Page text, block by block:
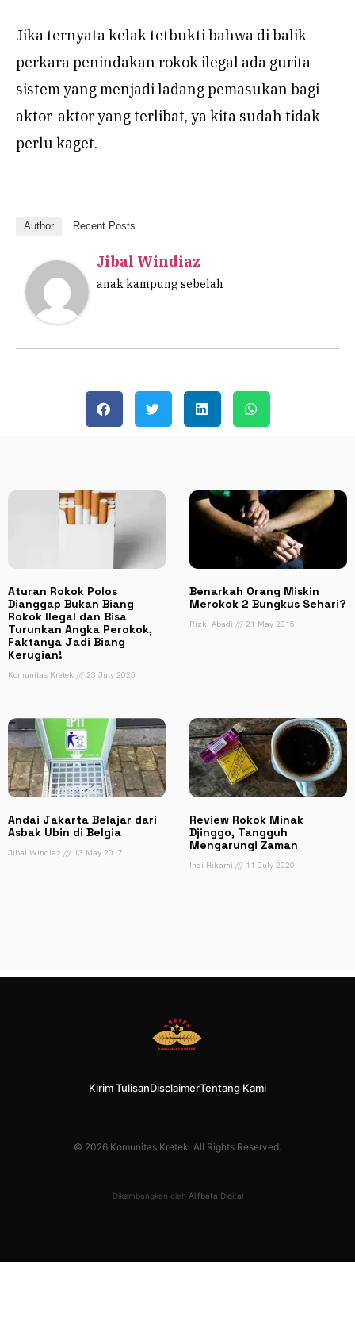
Jika ternyata kelak tetbukti bahwa di balik
perkara penindakan rokok ilegal ada gurita
sistem yang menjadi ladang pemasukan bagi
aktor-aktor yang terlibat, ya kita sudah tidak
perlu kaget.
Author Recent Posts
Jibal Windiaz
anak kampung sebelah
Aturan Rokok Polos
Dianggap Bukan Biang
Rokok Ilegal dan Bisa
Turunkan Angka Perokok,
Faktanya Jadi Biang
Kerugian!
Komunitas Kretek 23 July 2025
Benarkah Orang Miskin
Merokok 2 Bungkus Sehari?
Rizki Abadi 21 May 2015
Andai Jakarta Belajar dari
Asbak Ubin di Belgia
Jibal Windiaz 13 May 2017
Review Rokok Minak
Djinggo, Tangguh
Mengarungi Zaman
Indi Hikami 11 July 2020
Kirim TulisanDisclaimerTentang Kami
© 2026 Komunitas Kretek. All Rights Reserved.
Dikembangkan oleh Alifbata Digital